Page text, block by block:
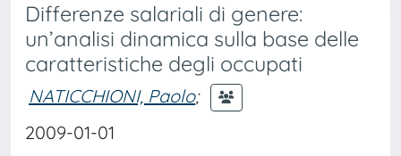
Differenze salariali di genere:
un’analisi dinamica sulla base delle
caratteristiche degli occupati
NATICCHIONI, Paolo;
2009-01-01